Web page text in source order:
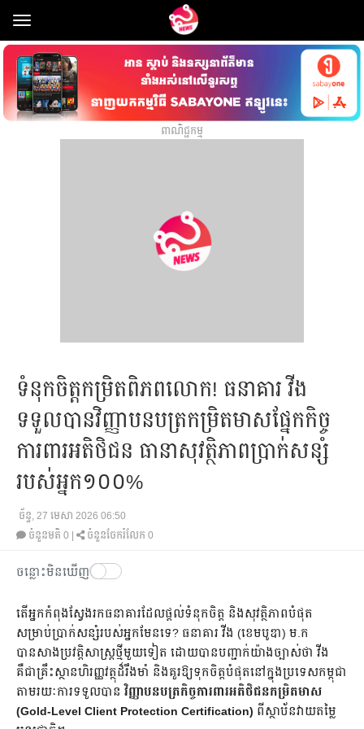
Toggle
navigation
ពាណិជ្ជកម្ម
ទំនុកចិត្តកម្រិតពិភពលោក! ធនាគារ វីង
ទទួលបានវិញ្ញាបនបត្រកម្រិតមាសផ្នែកកិច្ច
ការពារអតិថិជន ធានាសុវត្ថិភាពប្រាក់សន្សំ
របស់អ្នក១០០%
ច័ន្ទ, 27 មេសា 2026 06:50
ចំនួនមតិ 0 ចំនួនចែករំលែក 0
ចន្លោះមិនឃើញ
តើអ្នកកំពុងស្វែងរកធនាគារដែលផ្តល់ទំនុកចិត្ត និងសុវត្ថិភាពបំផុត
សម្រាប់ប្រាក់សន្សំរបស់អ្នកមែនទេ? ធនាគារ វីង (ខេមបូឌា) ម.ក
បានសាងប្រវត្តិសាស្ត្រថ្មីមួយទៀត ដោយបានបញ្ជាក់យ៉ាងច្បាស់ថា វីង
គឺជាគ្រឹះស្ថានហិរញ្ញវត្ថុដ៏រឹងមាំ និងគួរឱ្យទុកចិត្តបំផុតនៅក្នុងប្រទេសកម្ពុជា
តាមរយៈការទទួលបាន វិញ្ញាបនបត្រកិច្ចការពារអតិថិជនកម្រិតមាស
(Gold-Level Client Protection Certification) ពីស្ថាប័នវាយតម្លៃ